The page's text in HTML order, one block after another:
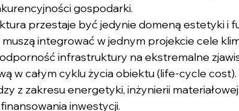
gospodarki.
przestaje być jedynie domeną estetyki i
integrować w jednym projekcie cele
infrastruktury na ekstremalne
w całym cyklu życia obiektu (life-cycle
z zakresu energetyki, inżynierii
inwestycji.